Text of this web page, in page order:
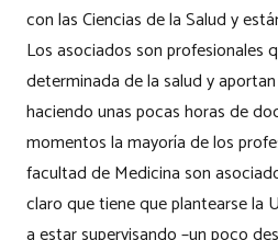
con las Ciencias de la Salud y
Los asociados son profesionales
determinada de la salud y
haciendo unas pocas horas de
momentos la mayoría de los
facultad de Medicina son
claro que tiene que plantearse la